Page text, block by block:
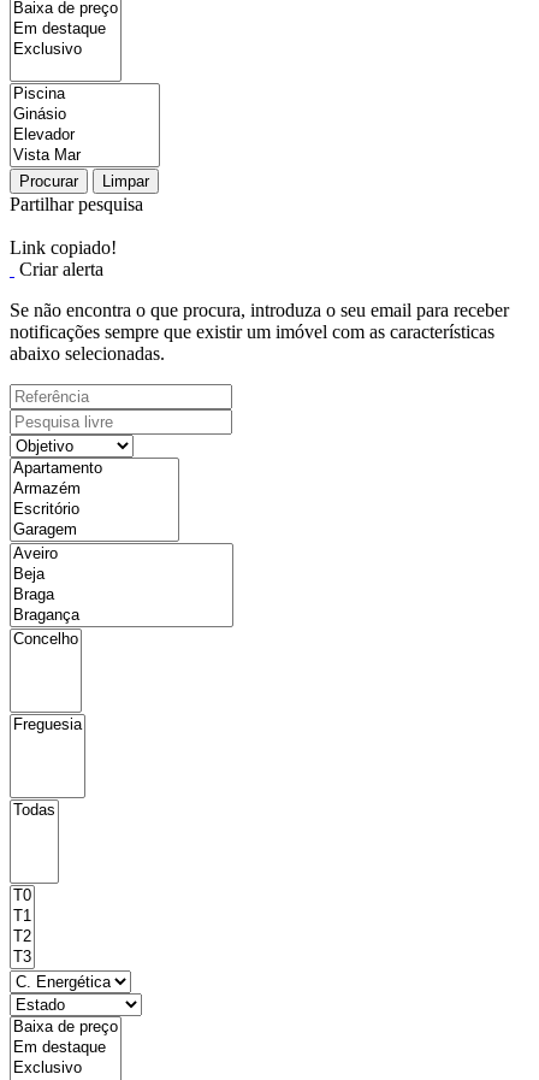
Procurar Limpar
Partilhar pesquisa
Link copiado!
Criar alerta
Se não encontra o que procura, introduza o seu email para receber
notificações sempre que existir um imóvel com as características
abaixo selecionadas.